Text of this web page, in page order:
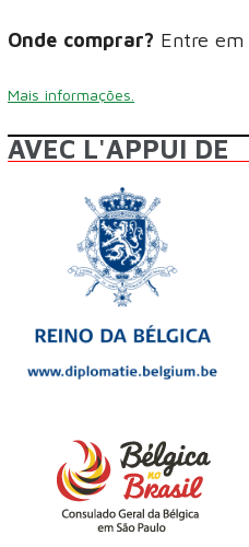
Onde comprar? Entre em
Mais informações.
AVEC L'APPUI DE